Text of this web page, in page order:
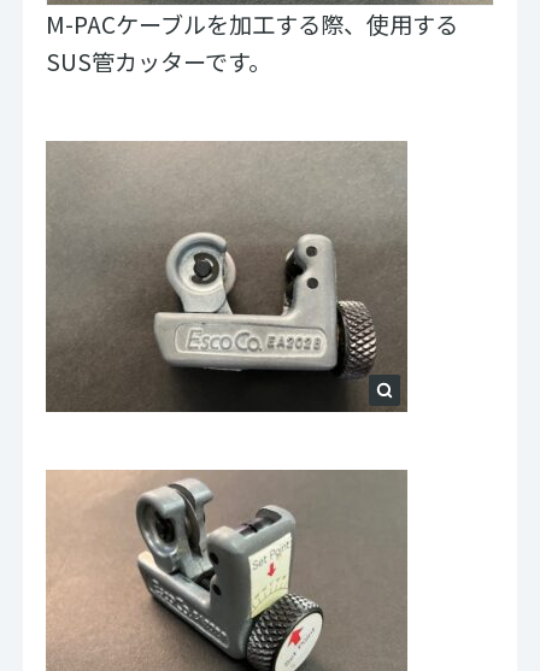
M-PACケーブルを加工する際、使用する
SUS管カッターです。